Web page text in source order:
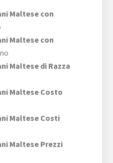
Maltese con
Maltese con
Maltese di Razza
Maltese Costo
Maltese Costi
Maltese Prezzi